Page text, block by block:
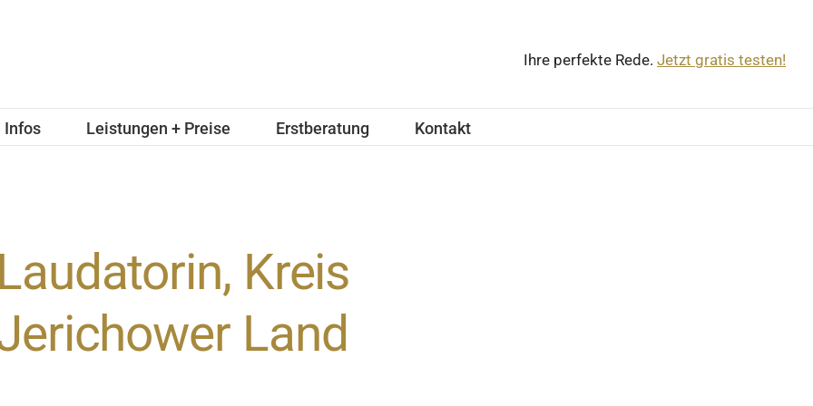
Ihre perfekte Rede. Jetzt gratis testen!
Infos Leistungen + Preise Erstberatung Kontakt
Laudatorin, Kreis
Land